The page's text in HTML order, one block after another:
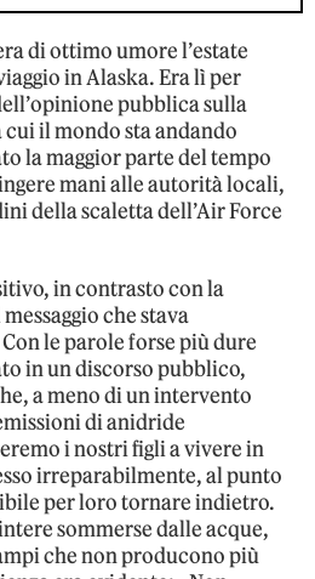
di ottimo umore l’estate
in Alaska. Era lì per
pubblica sulla
il mondo sta andando
la maggior parte del tempo
mani alle autorità locali,
della scaletta dell’Air Force
in contrasto con la
che stava
le parole forse più dure
in un discorso pubblico,
a meno di un intervento
di anidride
i nostri figli a vivere in
irreparabilmente, al punto
per loro tornare indietro.
sommerse dalle acque,
che non producono più